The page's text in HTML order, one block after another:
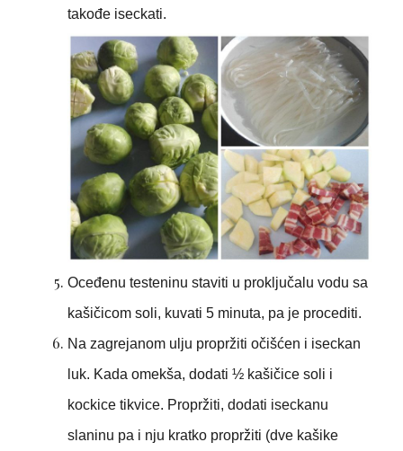
takođe iseckati.
Oceđenu testeninu staviti u proključalu vodu sa
kašičicom soli, kuvati 5 minuta, pa je procediti.
Na zagrejanom ulju propržiti očišćen i iseckan
luk. Kada omekša, dodati ½ kašičice soli i
kockice tikvice. Propržiti, dodati iseckanu
slaninu pa i nju kratko propržiti (dve kašike